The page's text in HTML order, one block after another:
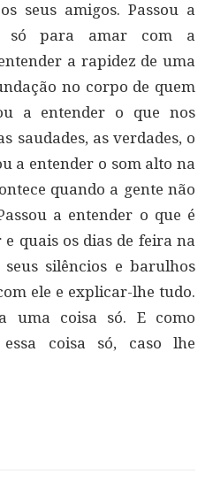
seus amigos. Passou a
só para amar com a
a rapidez de uma
no corpo de quem
a entender o que nos
saudades, as verdades, o
a entender o som alto na
quando a gente não
a entender o que é
quais os dias de feira na
silêncios e barulhos
ele e explicar-lhe tudo.
uma coisa só. E como
coisa só, caso lhe